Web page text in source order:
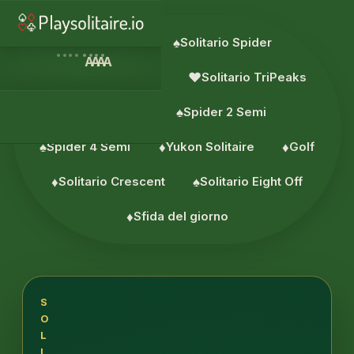
AAAA
♠︎Solitario Spider
♥︎Solitario TriPeaks
♠︎Spider 2 Semi
♠︎Spider 4 Semi ♦︎Yukon Solitaire ♦︎Golf
♦︎Solitario Crescent ♠︎Solitario Eight Off
♦︎Sfida del giorno
S
O
L